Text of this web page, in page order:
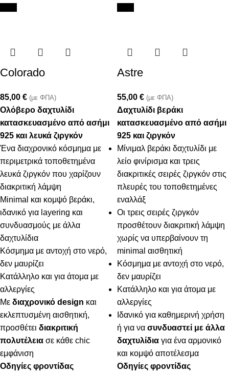
Colorado
85,00 € (με ΦΠΑ)
Ολόβερο δαχτυλίδι
κατασκευασμένο από ασήμι
925 και λευκά ζιργκόν
Ένα διαχρονικό κόσμημα με
περιμετρικά τοποθετημένα
λευκά ζιργκόν που χαρίζουν
διακριτική λάμψη
Minimal και κομψό βεράκι,
ιδανικό για layering και
συνδυασμούς με άλλα
δαχτυλίδια
Κόσμημα με αντοχή στο νερό,
δεν μαυρίζει
Κατάλληλο και για άτομα με
αλλεργίες
Με διαχρονικό design και
εκλεπτυσμένη αισθητική,
προσθέτει διακριτική
πολυτέλεια σε κάθε chic
εμφάνιση
Οδηγίες φροντίδας
Astre
55,00 € (με ΦΠΑ)
Δαχτυλίδι βεράκι
κατασκευασμένο από ασήμι
925 και ζιργκόν
Μίνιμαλ βεράκι δαχτυλίδι με
λείο φινίρισμα και τρεις
διακριτικές σειρές ζιργκόν στις
πλευρές του τοποθετημένες
εναλλάξ
Οι τρεις σειρές ζιργκόν
προσθέτουν διακριτική λάμψη
χωρίς να υπερβαίνουν τη
minimal αισθητική
Κόσμημα με αντοχή στο νερό,
δεν μαυρίζει
Κατάλληλο και για άτομα με
αλλεργίες
Ιδανικό για καθημερινή χρήση
ή για να συνδυαστεί με άλλα
δαχτυλίδια για ένα αρμονικό
και κομψό αποτέλεσμα
Οδηγίες φροντίδας